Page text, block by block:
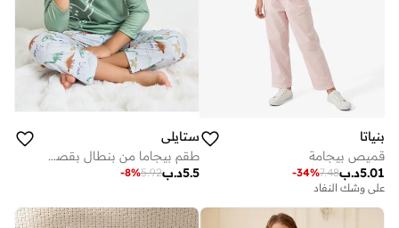
بنياتا
قميص بيجامة
د.ب5.01
7.48
-34%
على وشك النفاد
ستايلي
طقم بيجاما من بنطال بقصة مستقيمة وتيشيرت بأكمام طويلة بطبعة ديناصور للأولاد
د.ب5.5
5.92
-8%